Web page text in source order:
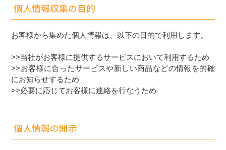
個人情報収集の目的
お客様から集めた個人情報は、以下の目的で利用します。
>>当社がお客様に提供するサービスにおいて利用するため
>>お客様に合ったサービスや新しい商品などの情報を的確
にお知らせするため
>>必要に応じてお客様に連絡を行なうため
個人情報の開示